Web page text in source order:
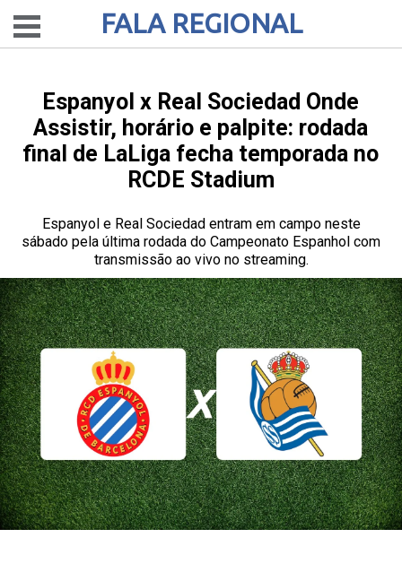
FALA REGIONAL
Espanyol x Real Sociedad Onde
Assistir, horário e palpite: rodada
final de LaLiga fecha temporada no
RCDE Stadium
Espanyol e Real Sociedad entram em campo neste
sábado pela última rodada do Campeonato Espanhol com
transmissão ao vivo no streaming.